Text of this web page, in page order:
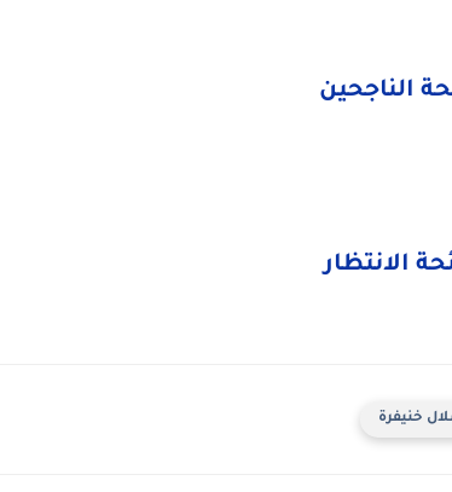
الناجحين
الانتظار
خنيفرة